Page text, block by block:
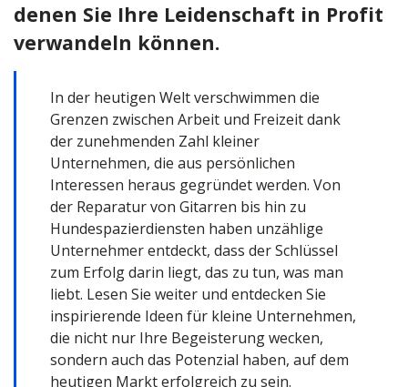
denen Sie Ihre Leidenschaft in Profit
verwandeln können.
In der heutigen Welt verschwimmen die
Grenzen zwischen Arbeit und Freizeit dank
der zunehmenden Zahl kleiner
Unternehmen, die aus persönlichen
Interessen heraus gegründet werden. Von
der Reparatur von Gitarren bis hin zu
Hundespazierdiensten haben unzählige
Unternehmer entdeckt, dass der Schlüssel
zum Erfolg darin liegt, das zu tun, was man
liebt. Lesen Sie weiter und entdecken Sie
inspirierende Ideen für kleine Unternehmen,
die nicht nur Ihre Begeisterung wecken,
sondern auch das Potenzial haben, auf dem
heutigen Markt erfolgreich zu sein.